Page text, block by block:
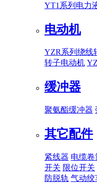
YT1系列电力
电动机
YZR系列绕线
转子电动机
缓冲器
聚氨酯缓冲器
其它配件
紧线器 电缆卷
开关 限位开关
防脱轨 气动绞